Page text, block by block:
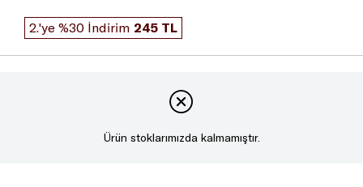
2.'ye %30 İndirim 245 TL
Ürün stoklarımızda kalmamıştır.